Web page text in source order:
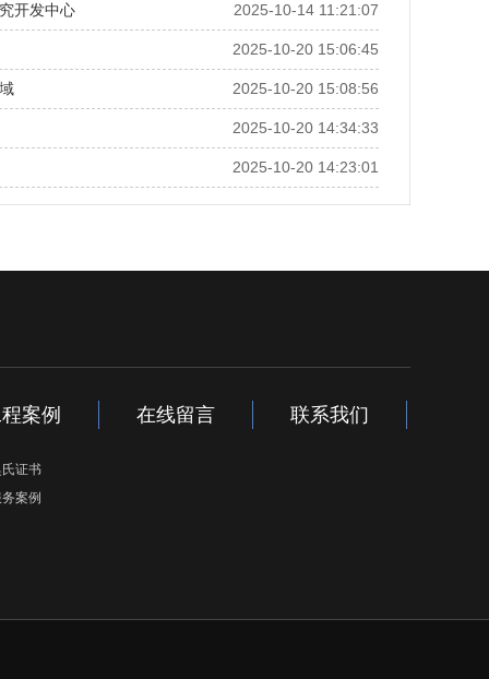
2025-10-14 11:21:07
开发中心
2025-10-20 15:06:45
2025-10-20 15:08:56
2025-10-20 14:34:33
2025-10-20 14:23:01
案例
证书
案例
在线留言 联系我们